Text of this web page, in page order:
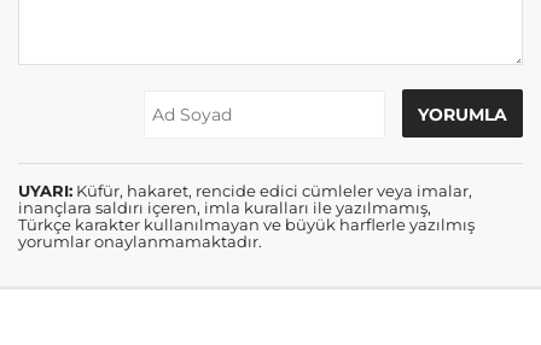
UYARI: Küfür, hakaret, rencide edici cümleler veya imalar,
inançlara saldırı içeren, imla kuralları ile yazılmamış,
Türkçe karakter kullanılmayan ve büyük harflerle yazılmış
yorumlar onaylanmamaktadır.